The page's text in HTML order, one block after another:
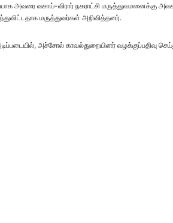
அவரை வசாய்-விரார் நகராட்சி மருத்துவமனைக்கு
மருத்துவர்கள் அறிவித்தனர்.
அச்சோல் காவல்துறையினர் வழக்குப்பதிவு